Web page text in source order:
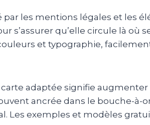
par les mentions légales et les
s’assurer qu’elle circule là où
et typographie,
adaptée signifie
ancrée dans le bouche-à-
Les exemples et modèles